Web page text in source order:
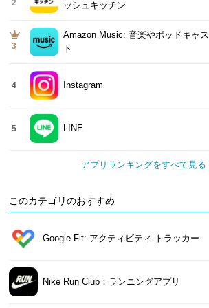
2 ッシュキッチン
3
Amazon Music: 音楽やポッドキャス
ト
4 Instagram
5 LINE
アプリランキングをすべて見る
このカテゴリのおすすめ
Google Fit: アクティビティ トラッカー
Nike Run Club：ランニングアプリ